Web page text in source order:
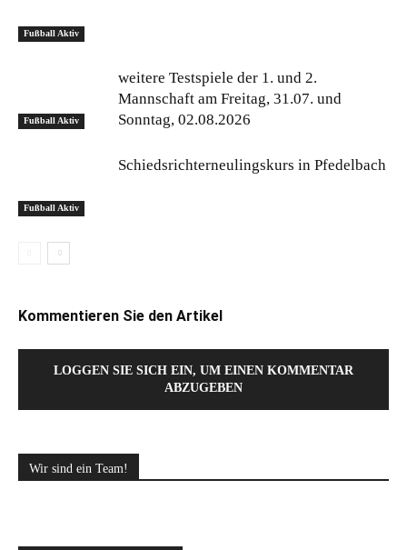
Fußball Aktiv
Fußball Aktiv
weitere Testspiele der 1. und 2.
Mannschaft am Freitag, 31.07. und
Sonntag, 02.08.2026
Fußball Aktiv
Schiedsrichterneulingskurs in Pfedelbach
Kommentieren Sie den Artikel
LOGGEN SIE SICH EIN, UM EINEN KOMMENTAR
ABZUGEBEN
Wir sind ein Team!